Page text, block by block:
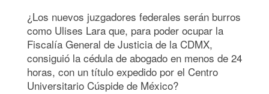
¿Los nuevos juzgadores federales serán burros
como Ulises Lara que, para poder ocupar la
Fiscalía General de Justicia de la CDMX,
consiguió la cédula de abogado en menos de 24
horas, con un título expedido por el Centro
Universitario Cúspide de México?